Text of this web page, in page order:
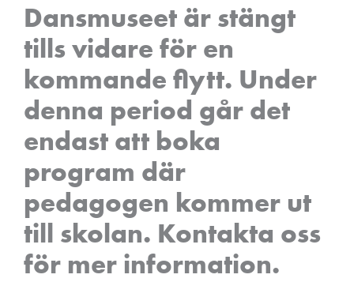
Dansmuseet är stängt
tills vidare för en
kommande flytt. Under
denna period går det
endast att boka
program där
pedagogen kommer ut
till skolan. Kontakta oss
för mer information.